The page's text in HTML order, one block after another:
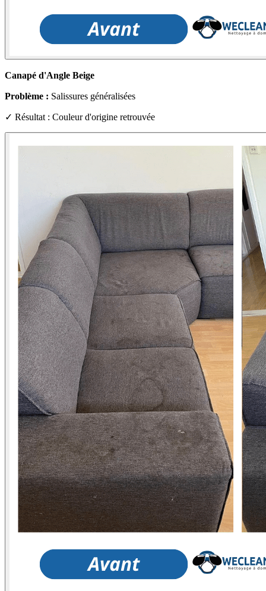
Canapé d'Angle Beige
Problème : Salissures généralisées
✓ Résultat : Couleur d'origine retrouvée